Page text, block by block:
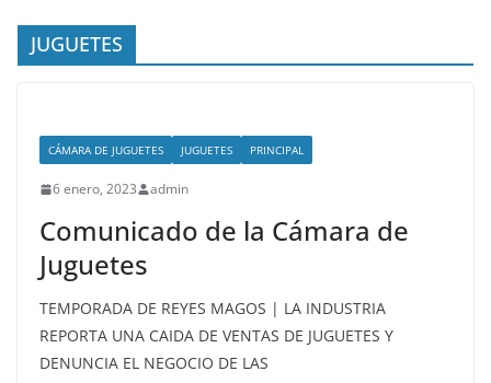
JUGUETES
CÁMARA DE JUGUETES JUGUETES PRINCIPAL
6 enero, 2023 admin
Comunicado de la Cámara de
Juguetes
TEMPORADA DE REYES MAGOS | LA INDUSTRIA
REPORTA UNA CAIDA DE VENTAS DE JUGUETES Y
DENUNCIA EL NEGOCIO DE LAS